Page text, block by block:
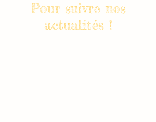
Pour suivre nos
actualités !